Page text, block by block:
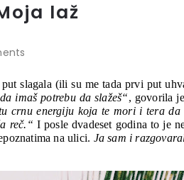
laž
slagala (ili su me tada prvi put
imaš potrebu da slažeš“, govorila
crnu energiju koja te mori i tera da
reč.“ I posle dvadeset godina to je
na ulici. Ja sam i